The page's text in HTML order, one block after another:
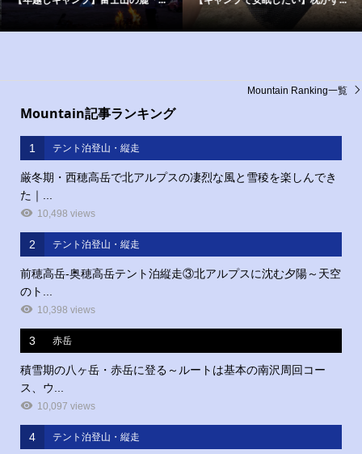
Mountain記事ランキング
1 テント泊登山・縦走
厳冬期・西穂高岳で北アルプスの凄烈な風と雪稜を楽しんでき
た｜...
10,498 views
2 テント泊登山・縦走
前穂高岳‐奥穂高岳テント泊縦走③北アルプスに沈む夕陽～天空
のト...
10,398 views
3 赤岳
積雪期の八ヶ岳・赤岳に登る～ルートは基本の南沢周回コー
ス、ウ...
10,097 views
4 テント泊登山・縦走
Mountain Ranking一覧